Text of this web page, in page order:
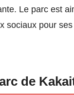
Le parc est
sociaux pour
de